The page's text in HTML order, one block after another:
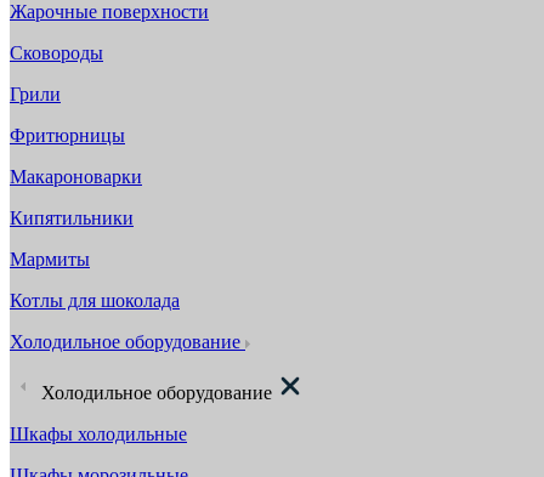
Жарочные поверхности
Сковороды
Грили
Фритюрницы
Макароноварки
Кипятильники
Мармиты
Котлы для шоколада
Холодильное оборудование
Холодильное оборудование
Шкафы холодильные